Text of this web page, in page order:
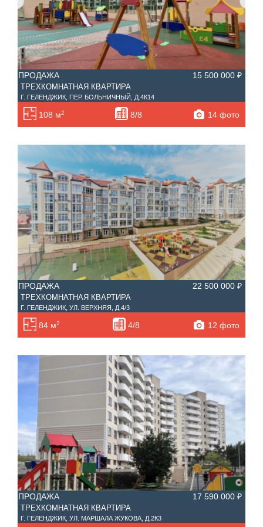
ПРОДАЖА 15 500 000 ₽
ТРЕХКОМНАТНАЯ КВАРТИРА
Г. ГЕЛЕНДЖИК, ПЕР. БОЛЬНИЧНЫЙ, Д.4К14
108 м2 8/8 14 фото
ПРОДАЖА 22 500 000 ₽
ТРЕХКОМНАТНАЯ КВАРТИРА
Г. ГЕЛЕНДЖИК, УЛ. ВЕРХНЯЯ, Д.4/3
84 м2 4/8 12 фото
ПРОДАЖА 17 590 000 ₽
ТРЕХКОМНАТНАЯ КВАРТИРА
Г. ГЕЛЕНДЖИК, УЛ. МАРШАЛА ЖУКОВА, Д.2К3